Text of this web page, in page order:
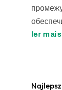
ler mais